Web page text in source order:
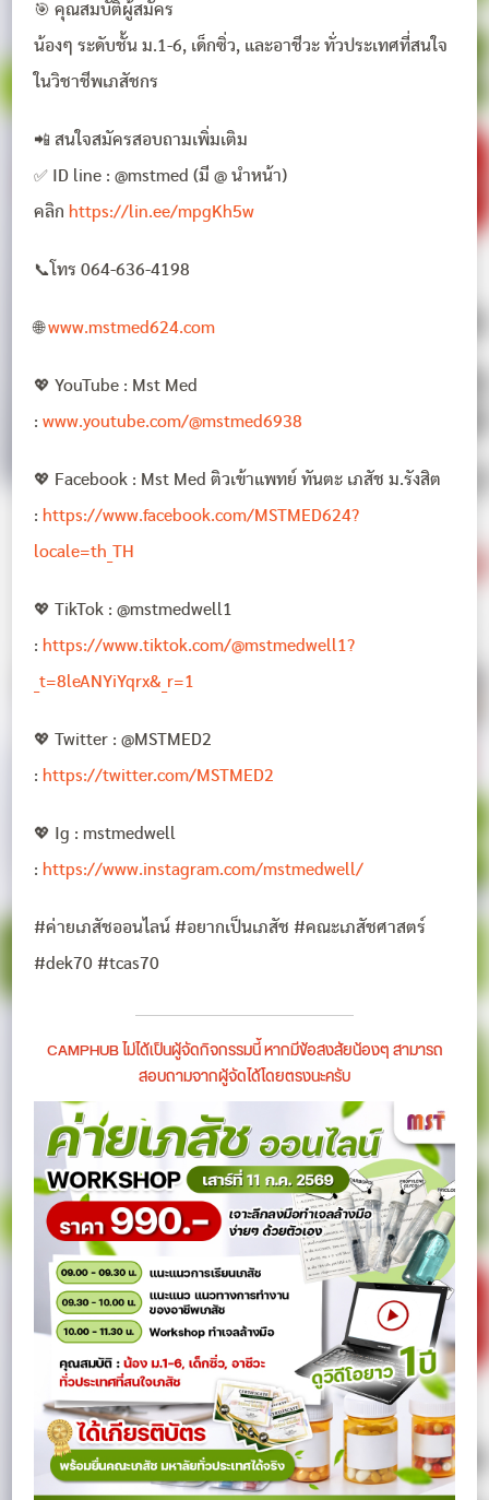
🎯 คุณสมบัติผู้สมัคร
น้องๆ ระดับชั้น ม.1-6, เด็กซิ่ว, และอาชีวะ ทั่วประเทศที่สนใจ
ในวิชาชีพเภสัชกร
📲 สนใจสมัครสอบถามเพิ่มเติม
✅ ID line : @mstmed (มี @ นำหน้า)
คลิก https://lin.ee/mpgKh5w
📞โทร 064-636-4198
🌐www.mstmed624.com
💖 YouTube : Mst Med
:www.youtube.com/@mstmed6938
💖 Facebook : Mst Med ติวเข้าแพทย์ ทันตะ เภสัช ม.รังสิต
: https://www.facebook.com/MSTMED624?
locale=th_TH
💖 TikTok : @mstmedwell1
: https://www.tiktok.com/@mstmedwell1?
_t=8leANYiYqrx&_r=1
💖 Twitter : @MSTMED2
: https://twitter.com/MSTMED2
💖 Ig : mstmedwell
: https://www.instagram.com/mstmedwell/
#ค่ายเภสัชออนไลน์ #อยากเป็นเภสัช #คณะเภสัชศาสตร์
#dek70 #tcas70
CAMPHUB ไม่ได้เป็นผู้จัดกิจกรรมนี้ หากมีข้อสงสัยน้องๆ สามารถ
สอบถามจากผู้จัดได้โดยตรงนะครับ